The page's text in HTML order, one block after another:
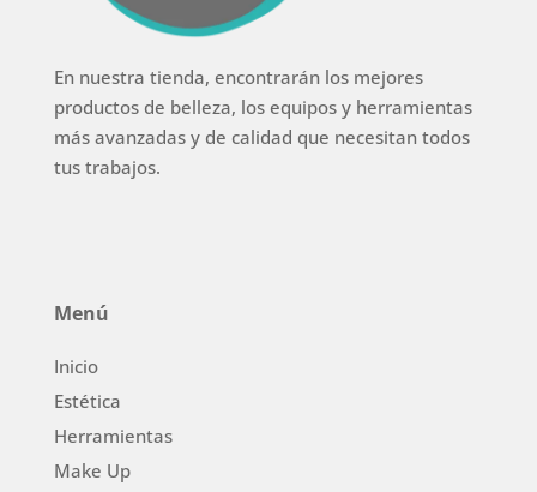
En nuestra tienda, encontrarán los mejores
productos de belleza, los equipos y herramientas
más avanzadas y de calidad que necesitan todos
tus trabajos.
Menú
Inicio
Estética
Herramientas
Make Up